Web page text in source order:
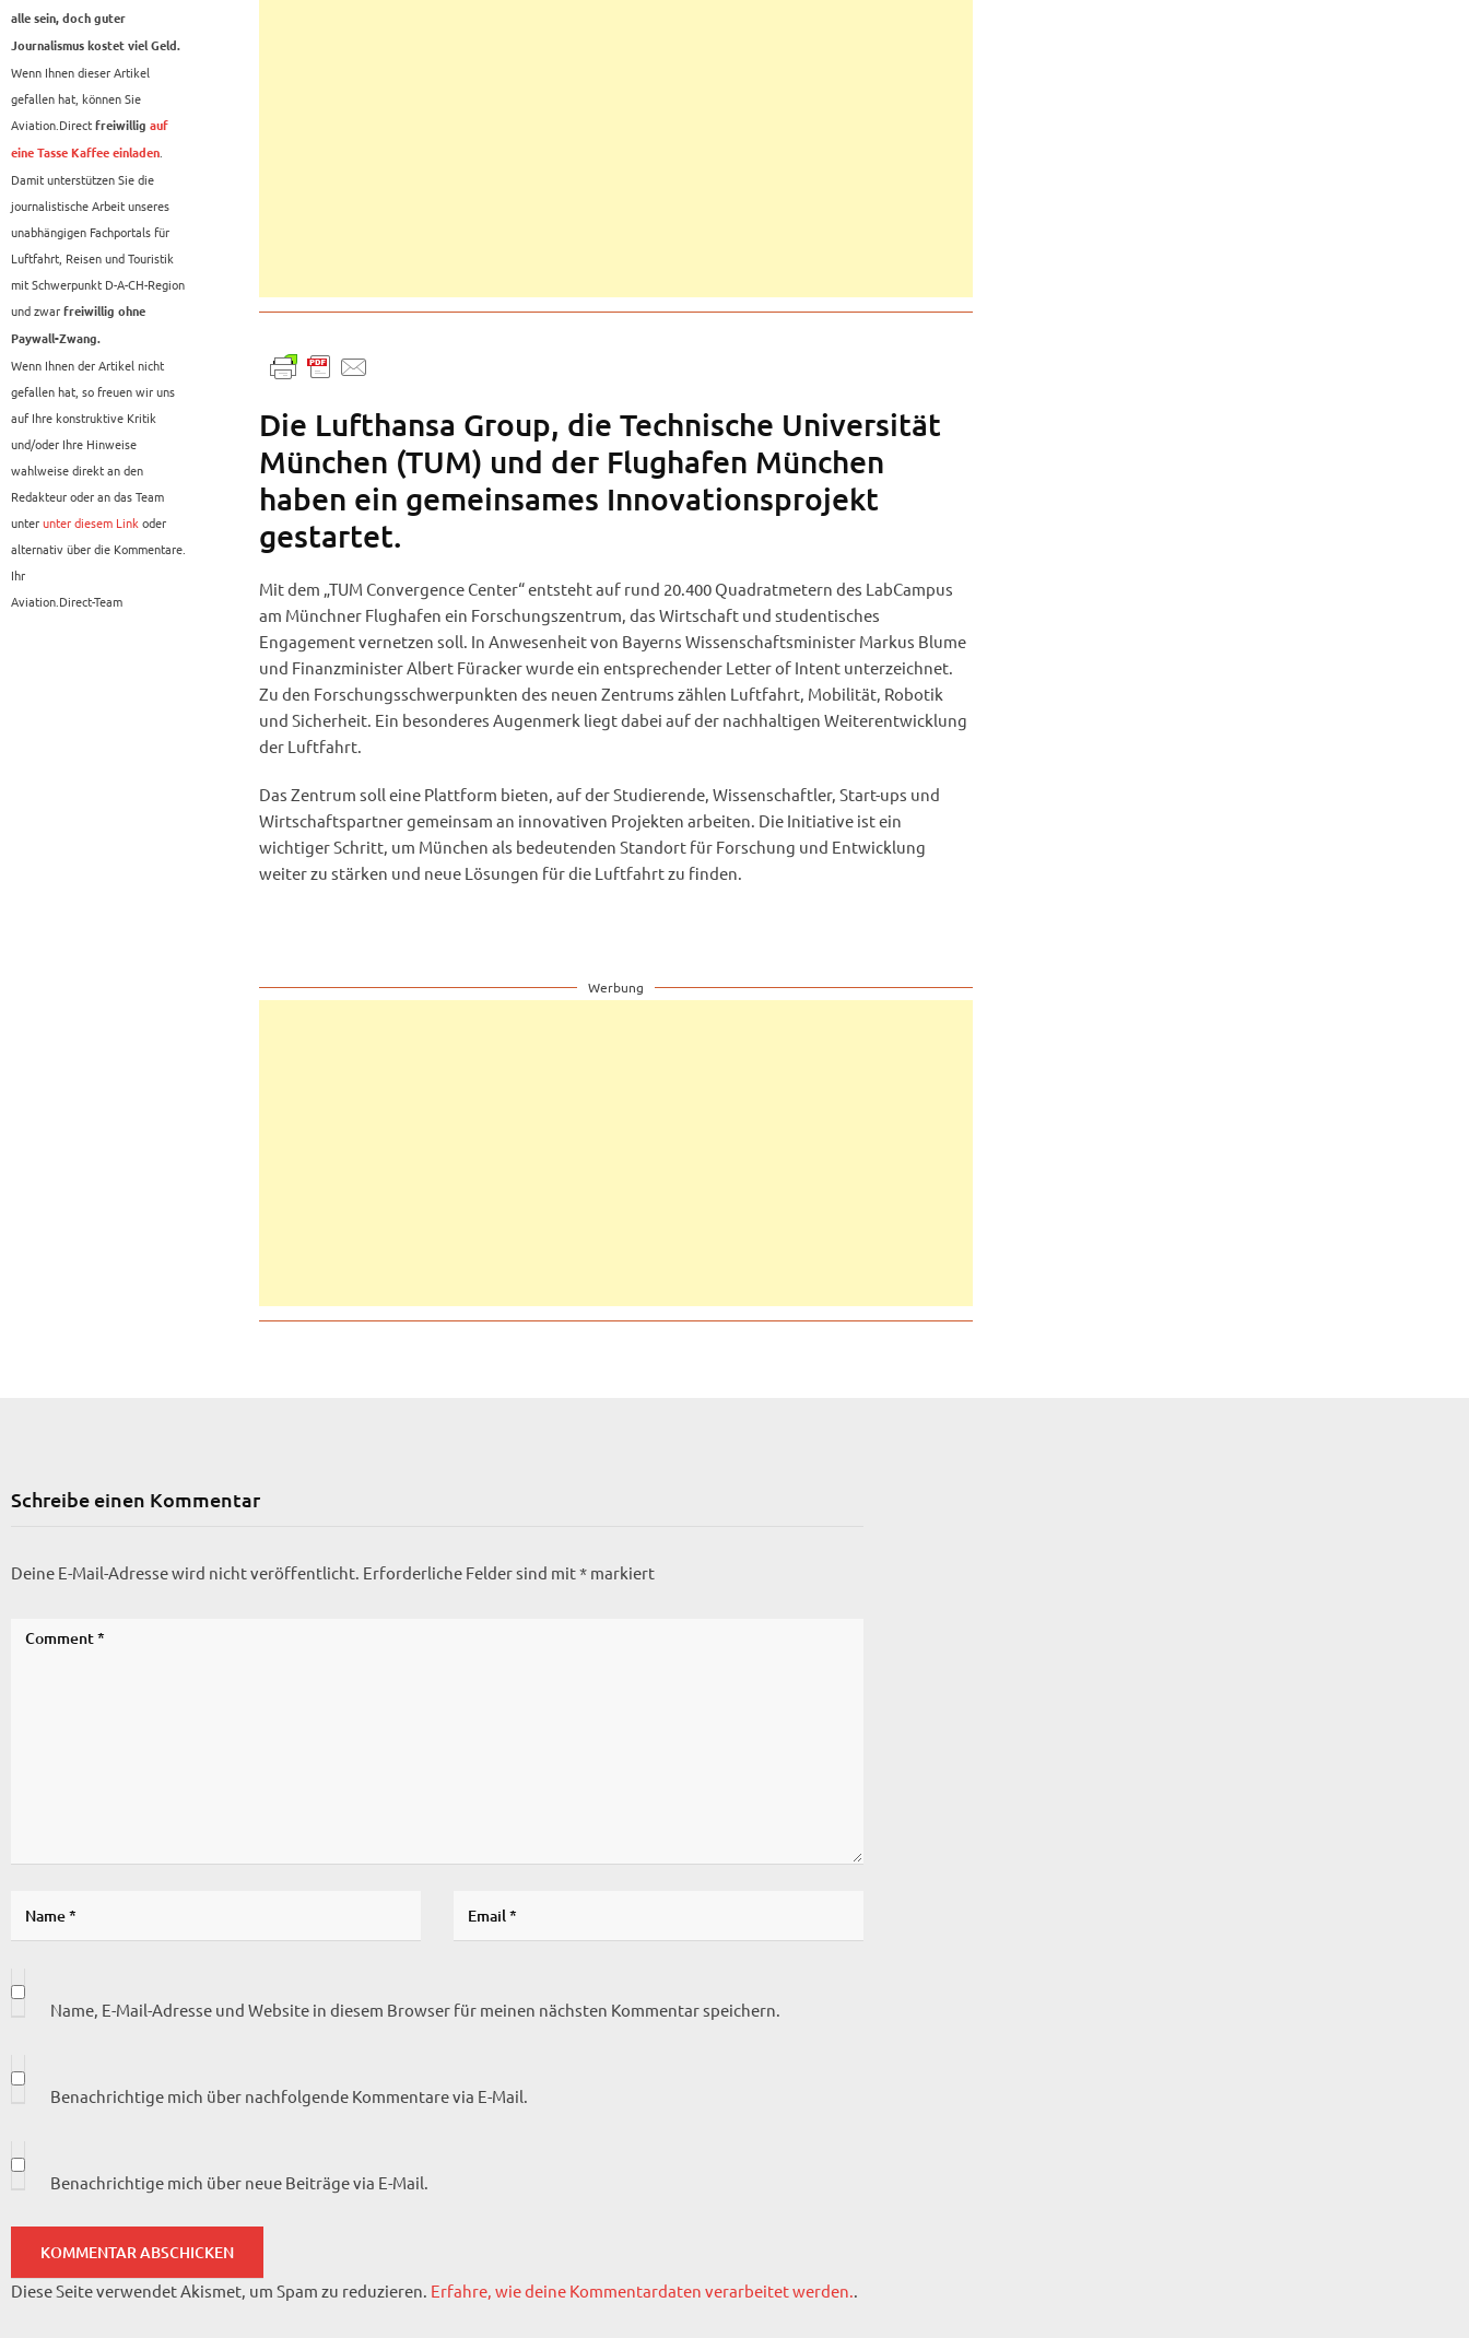
alle sein, doch guter
Journalismus kostet viel Geld.
Wenn Ihnen dieser Artikel
gefallen hat, können Sie
Aviation.Direct freiwillig auf
eine Tasse Kaffee einladen.
Damit unterstützen Sie die
journalistische Arbeit unseres
unabhängigen Fachportals für
Luftfahrt, Reisen und Touristik
mit Schwerpunkt D-A-CH-Region
und zwar freiwillig ohne
Paywall-Zwang.
Wenn Ihnen der Artikel nicht
gefallen hat, so freuen wir uns
auf Ihre konstruktive Kritik
und/oder Ihre Hinweise
wahlweise direkt an den
Redakteur oder an das Team
unterunter diesem Linkoder
alternativ über die Kommentare.
Ihr
Aviation.Direct-Team
Die Lufthansa Group, die Technische Universität
München (TUM) und der Flughafen München
haben ein gemeinsames Innovationsprojekt
gestartet.
Mit dem „TUM Convergence Center“ entsteht auf rund 20.400 Quadratmetern des LabCampus
am Münchner Flughafen ein Forschungszentrum, das Wirtschaft und studentisches
Engagement vernetzen soll. In Anwesenheit von Bayerns Wissenschaftsminister Markus Blume
und Finanzminister Albert Füracker wurde ein entsprechender Letter of Intent unterzeichnet.
Zu den Forschungsschwerpunkten des neuen Zentrums zählen Luftfahrt, Mobilität, Robotik
und Sicherheit. Ein besonderes Augenmerk liegt dabei auf der nachhaltigen Weiterentwicklung
der Luftfahrt.
Das Zentrum soll eine Plattform bieten, auf der Studierende, Wissenschaftler, Start-ups und
Wirtschaftspartner gemeinsam an innovativen Projekten arbeiten. Die Initiative ist ein
wichtiger Schritt, um München als bedeutenden Standort für Forschung und Entwicklung
weiter zu stärken und neue Lösungen für die Luftfahrt zu finden.
Werbung
Schreibe einen Kommentar
Deine E-Mail-Adresse wird nicht veröffentlicht. Erforderliche Felder sind mit* markiert
Name, E-Mail-Adresse und Website in diesem Browser für meinen nächsten Kommentar speichern.
Benachrichtige mich über nachfolgende Kommentare via E-Mail.
Benachrichtige mich über neue Beiträge via E-Mail.
Diese Seite verwendet Akismet, um Spam zu reduzieren. Erfahre, wie deine Kommentardaten verarbeitet werden..